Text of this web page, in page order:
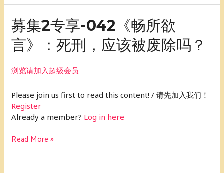
子，
你
赞
成
吗？
募集2专享-042《畅所欲
言》：死刑，应该被废除吗？
浏览请加入超级会员
Please join us first to read this content! / 请先加入我们！
Register
Already a member? Log in here
募
集
2
专
享-042《畅
所
言》：
死
刑，
该
废
Read More »